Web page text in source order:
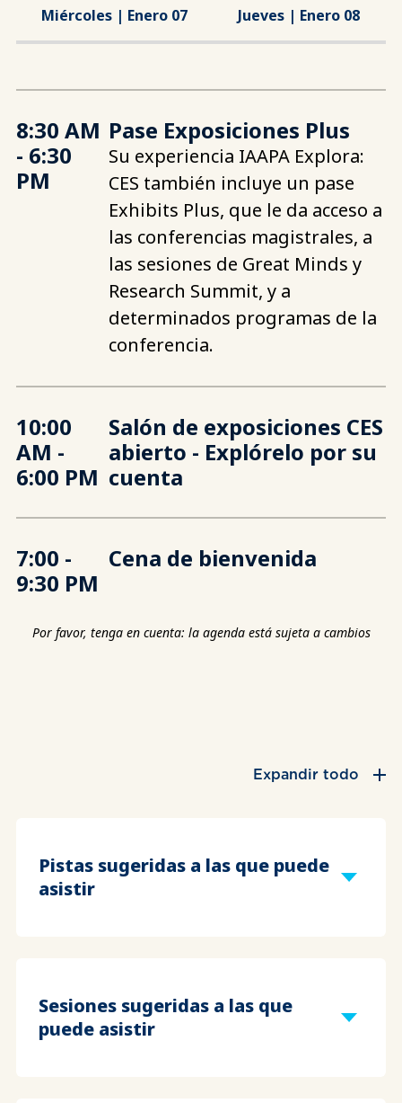
Miércoles | Enero 07 Jueves | Enero 08
8:30 AM
- 6:30
PM
Pase Exposiciones Plus
Su experiencia IAAPA Explora:
CES también incluye un pase
Exhibits Plus, que le da acceso a
las conferencias magistrales, a
las sesiones de Great Minds y
Research Summit, y a
determinados programas de la
conferencia.
10:00
AM -
6:00 PM
Salón de exposiciones CES
abierto - Explórelo por su
cuenta
7:00 -
9:30 PM
Cena de bienvenida
Por favor, tenga en cuenta: la agenda está sujeta a cambios
Expandir todo
Pistas sugeridas a las que puede
asistir
Sesiones sugeridas a las que
puede asistir